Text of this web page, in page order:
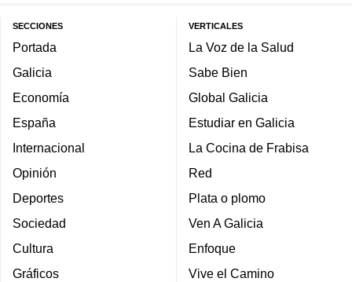
SECCIONES
Portada
Galicia
Economía
España
Internacional
Opinión
Deportes
Sociedad
Cultura
Gráficos
VERTICALES
La Voz de la Salud
Sabe Bien
Global Galicia
Estudiar en Galicia
La Cocina de Frabisa
Red
Plata o plomo
Ven A Galicia
Enfoque
Vive el Camino